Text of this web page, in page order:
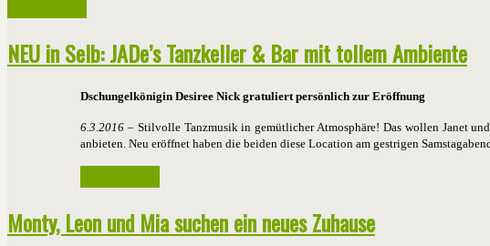
NEU in Selb: JADe’s Tanzkeller & Bar mit tollem Ambiente
Dschungelkönigin Desiree Nick gratuliert persönlich zur Eröffnung
6.3.2016 – Stilvolle Tanzmusik in gemütlicher Atmosphäre! Das wollen Janet
anbieten. Neu eröffnet haben die beiden diese Location am gestrigen
Monty, Leon und Mia suchen ein neues Zuhause